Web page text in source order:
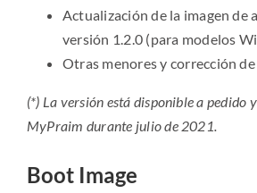
Actualización de la imagen de
versión 1.2.0 (para modelos
Otras menores y corrección de
(*) La versión está disponible a pedido
MyPraim durante julio de 2021.
Boot Image